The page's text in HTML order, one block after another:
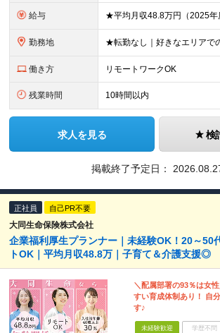
給与
勤務地
働き方 リモートワークOK
残業時間 10時間以内
求人を見る 検
掲載終了予定日：
正社員 自己PR不要
大同生命保険株式会社
企業福利厚生プランナー｜未経験OK！20～50
トOK｜平均月収48.8万｜子育て＆介護支援◎
＼配属部署の93％は女
すい育成体制あり！ 自
す♪
未経験歓迎 学歴不問